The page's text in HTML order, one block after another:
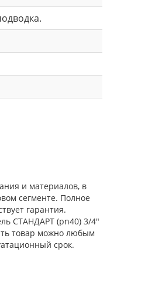
и материалов, в
сегменте. Полное
гарантия.
СТАНДАРТ (pn40) 3/4"
товар можно любым
срок.